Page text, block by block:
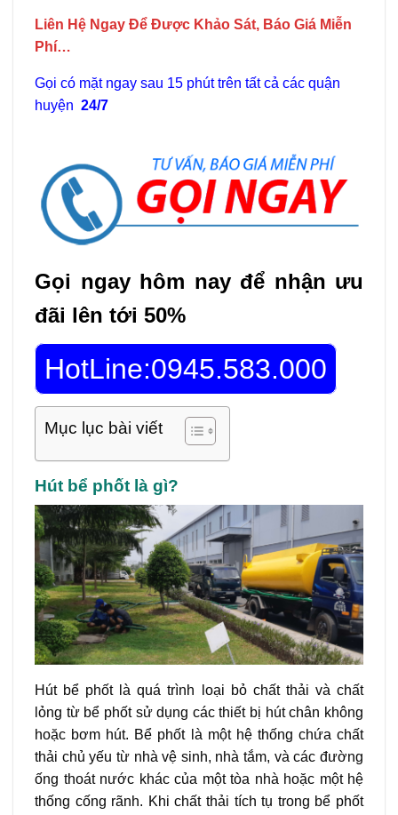
Liên Hệ Ngay Để Được Khảo Sát, Báo Giá Miễn
Phí…
Gọi có mặt ngay sau 15 phút trên tất cả các quận
huyện 24/7
Gọi ngay hôm nay để nhận ưu
đãi lên tới 50%
HotLine:0945.583.000
Mục lục bài viết
Hút bể phốt là gì?
Hút bể phốt là quá trình loại bỏ chất thải và chất
lỏng từ bể phốt sử dụng các thiết bị hút chân không
hoặc bơm hút. Bể phốt là một hệ thống chứa chất
thải chủ yếu từ nhà vệ sinh, nhà tắm, và các đường
ống thoát nước khác của một tòa nhà hoặc một hệ
thống cống rãnh. Khi chất thải tích tụ trong bể phốt